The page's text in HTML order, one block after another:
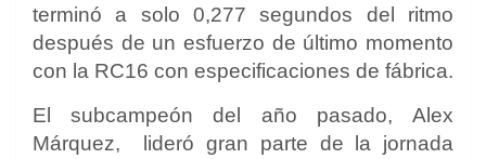
terminó a solo 0,277 segundos del ritmo
después de un esfuerzo de último momento
con la RC16 con especificaciones de fábrica.
El subcampeón del año pasado, Alex
Márquez, lideró gran parte de la jornada